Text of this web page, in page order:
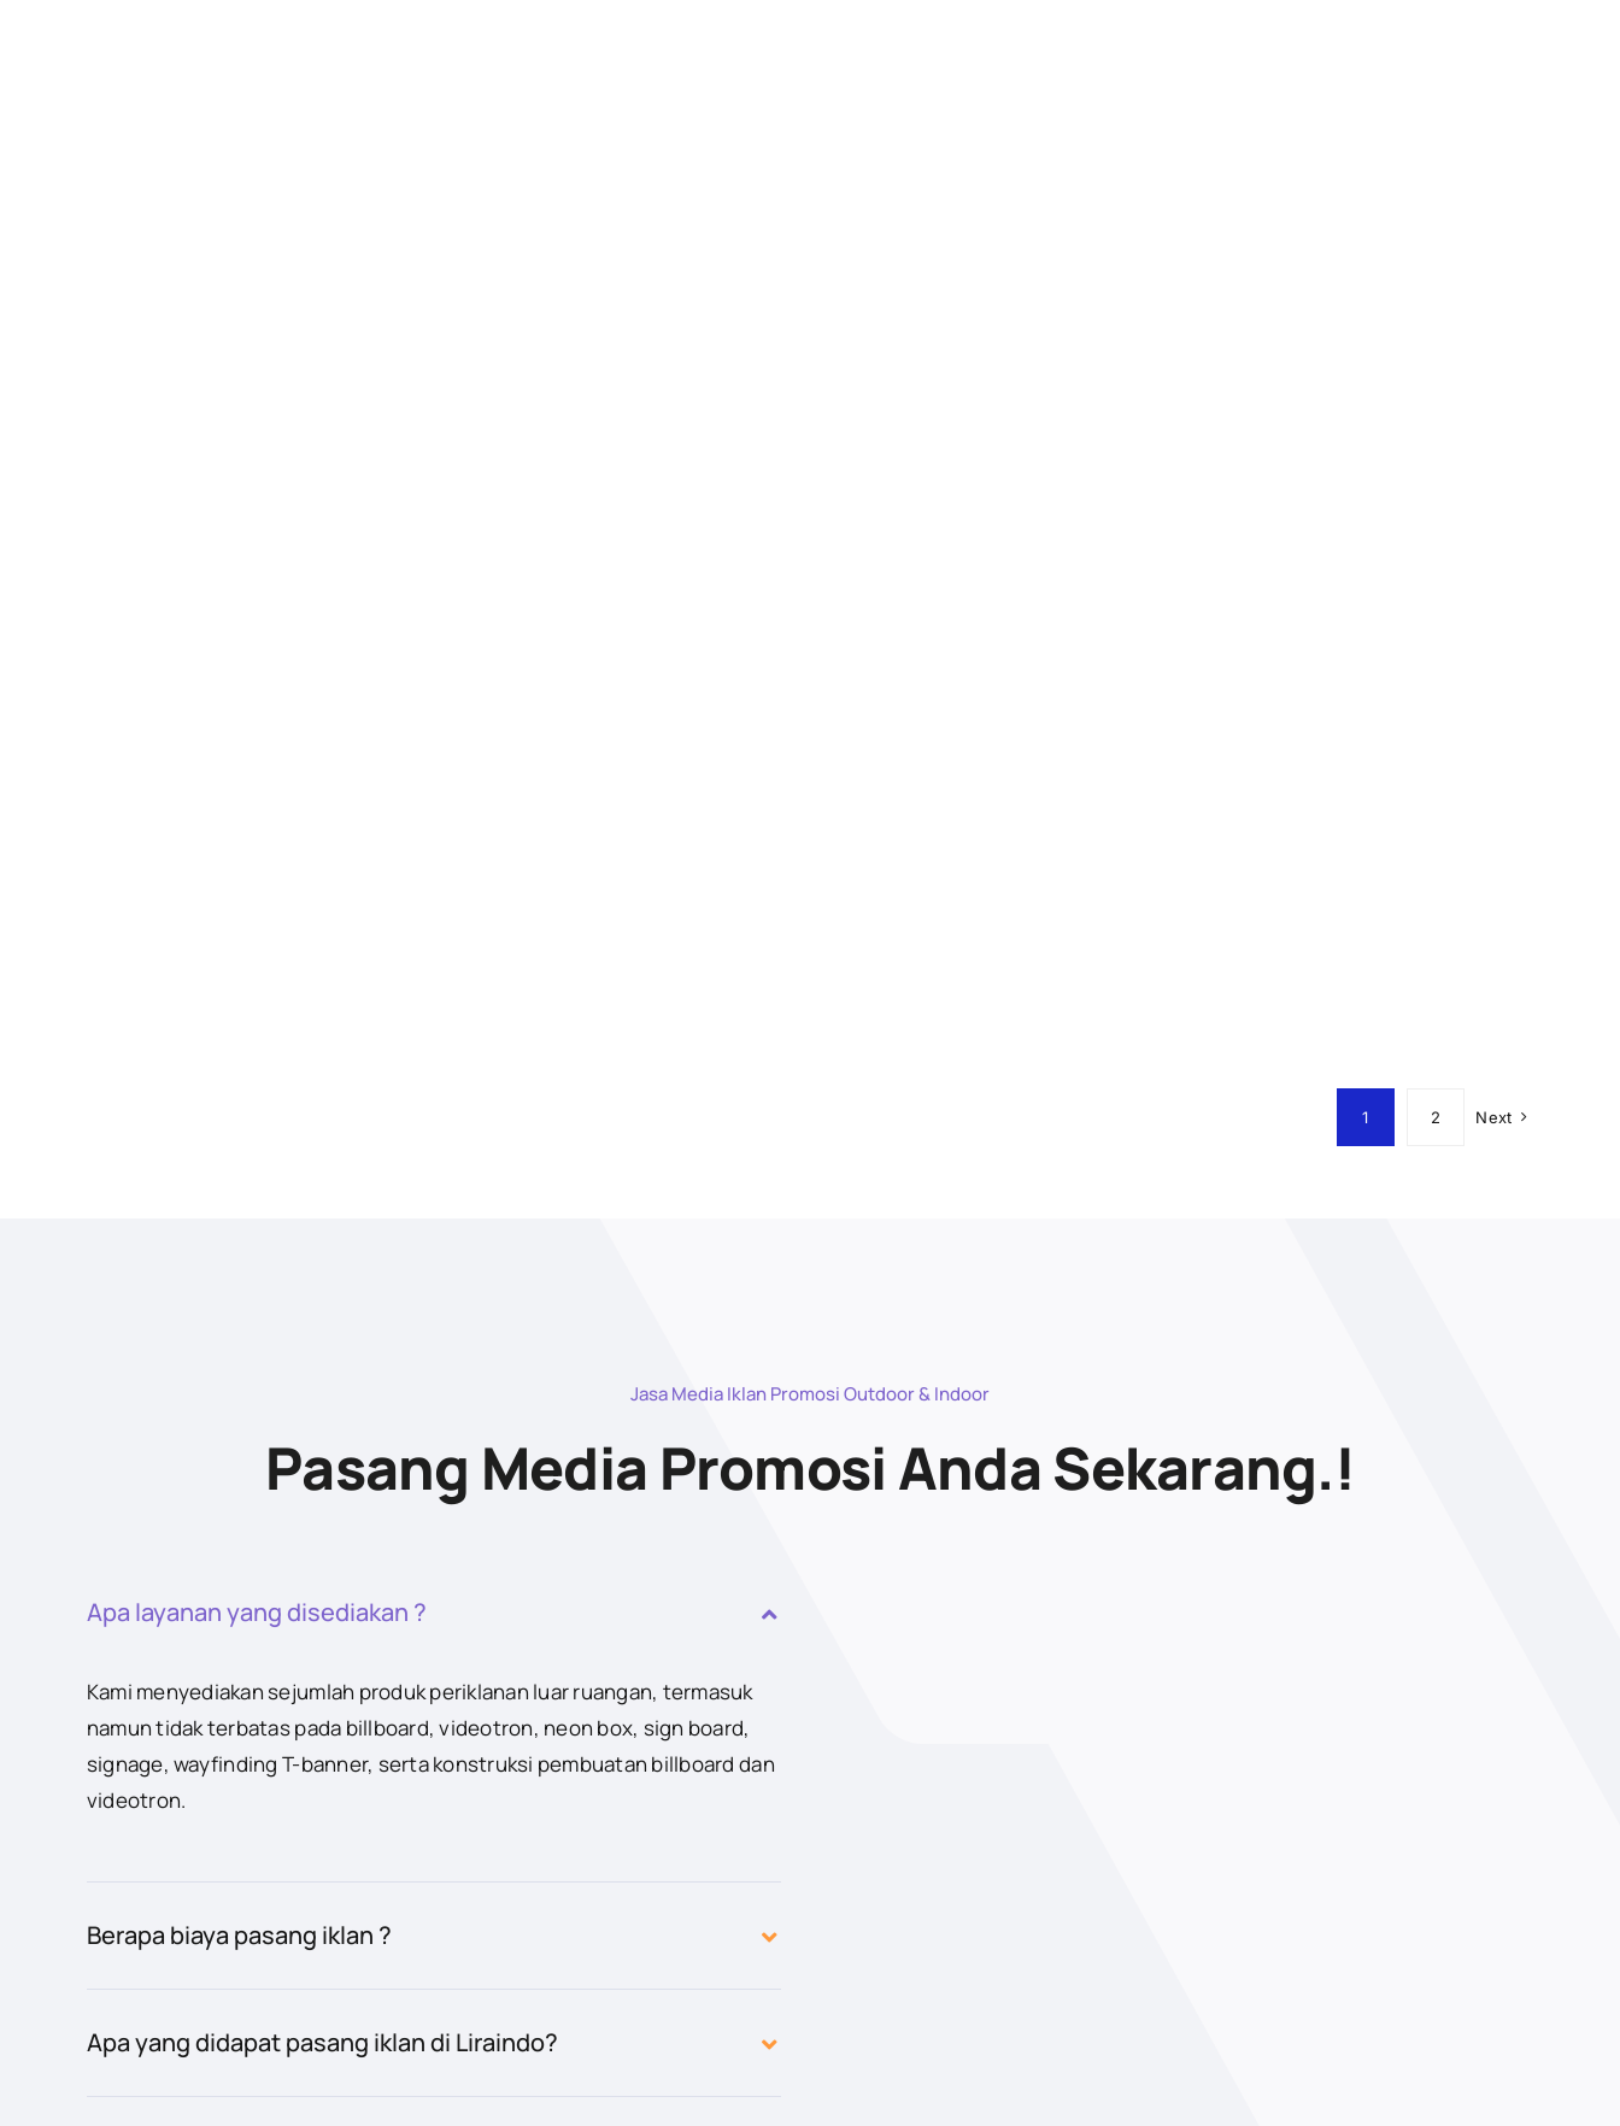
1 2 Next
Jasa Media Iklan Promosi Outdoor & Indoor
Pasang Media Promosi Anda Sekarang.!
Apa layanan yang disediakan ?
Kami menyediakan sejumlah produk periklanan luar ruangan, termasuk
namun tidak terbatas pada billboard, videotron, neon box, sign board,
signage, wayfinding T-banner, serta konstruksi pembuatan billboard dan
videotron.
Berapa biaya pasang iklan ?
Apa yang didapat pasang iklan di Liraindo?